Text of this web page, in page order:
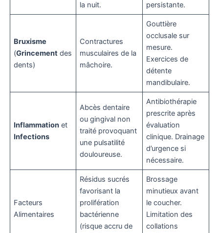
la nuit.
persistante.
Bruxisme
(Grincement des
dents)
Contractures
musculaires de la
mâchoire.
Gouttière
occlusale sur
mesure.
Exercices de
détente
mandibulaire.
Inflammation et
Infections
Abcès dentaire
ou gingival non
traité provoquant
une pulsatilité
douloureuse.
Antibiothérapie
prescrite après
évaluation
clinique. Drainage
d’urgence si
nécessaire.
Facteurs
Alimentaires
Résidus sucrés
favorisant la
prolifération
bactérienne
(risque accru de
Brossage
minutieux avant
le coucher.
Limitation des
collations